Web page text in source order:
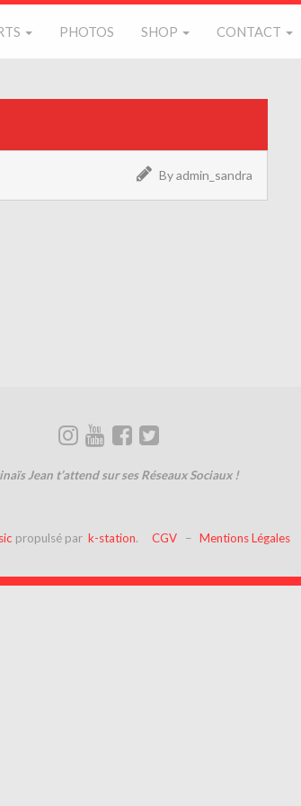
PHOTOS SHOP CONTACT
By admin_sandra
Jean t’attend sur ses Réseaux Sociaux !
propulsé par k-station. CGV – Mentions Légales